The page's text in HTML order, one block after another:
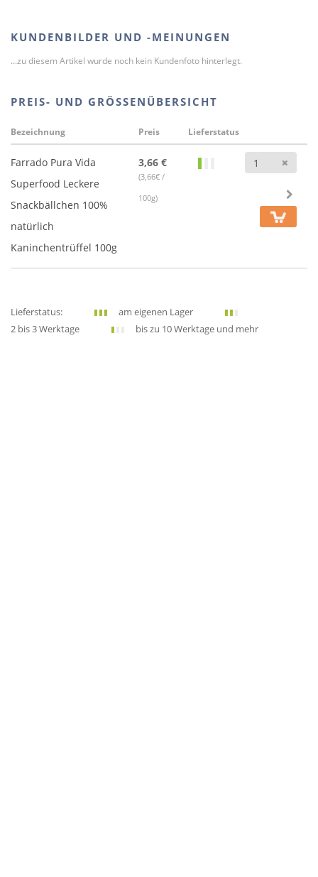
KUNDENBILDER UND -MEINUNGEN
...zu diesem Artikel wurde noch kein Kundenfoto hinterlegt.
PREIS- UND GRÖSSENÜBERSICHT
Bezeichnung Preis Lieferstatus
Farrado Pura Vida
Superfood Leckere
Snackbällchen 100%
natürlich
Kaninchentrüffel 100g
3,66 €
(3,66€ /
100g)
Lieferstatus:
am eigenen Lager
2 bis 3 Werktage
bis zu 10 Werktage und mehr